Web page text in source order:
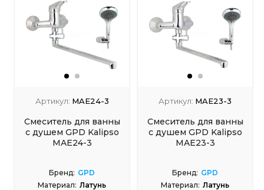
Артикул: MAE24-3
Смеситель для ванны
с душем GPD Kalipso
MAE24-3
Бренд: GPD
Материал: Латунь
Артикул: MAE23-3
Смеситель для ванны
с душем GPD Kalipso
MAE23-3
Бренд: GPD
Материал: Латунь